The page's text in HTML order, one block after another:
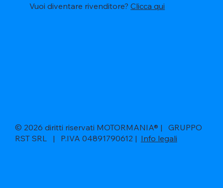
Vuoi diventare rivenditore?Clicca qui
© 2026 diritti riservati MOTORMANIA® | GRUPPO
RST SRL | P.IVA 04891790612 | Info legali